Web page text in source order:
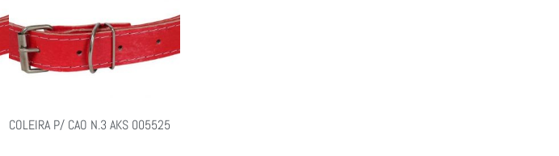
COLEIRA P/ CAO N.3 AKS 005525